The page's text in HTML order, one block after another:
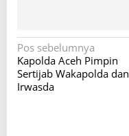
N
a
v
Pos sebelumnya
Kapolda Aceh Pimpin
Sertijab Wakapolda dan
Irwasda